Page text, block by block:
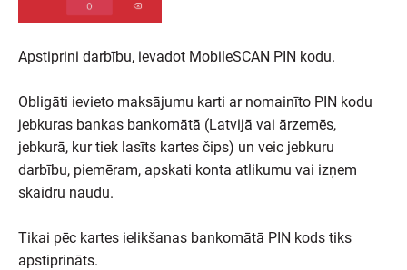
Apstiprini darbību, ievadot MobileSCAN PIN kodu.
Obligāti ievieto maksājumu karti ar nomainīto PIN kodu
jebkuras bankas bankomātā (Latvijā vai ārzemēs,
jebkurā, kur tiek lasīts kartes čips) un veic jebkuru
darbību, piemēram, apskati konta atlikumu vai izņem
skaidru naudu.
Tikai pēc kartes ielikšanas bankomātā PIN kods tiks
apstiprināts.